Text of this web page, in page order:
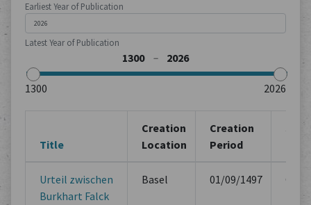
Earliest Year of Publication
Latest Year of Publication
Title
Creation
Location
Creation
Period
Urteil zwischen
Burkhart Falck
Basel 01/09/1497